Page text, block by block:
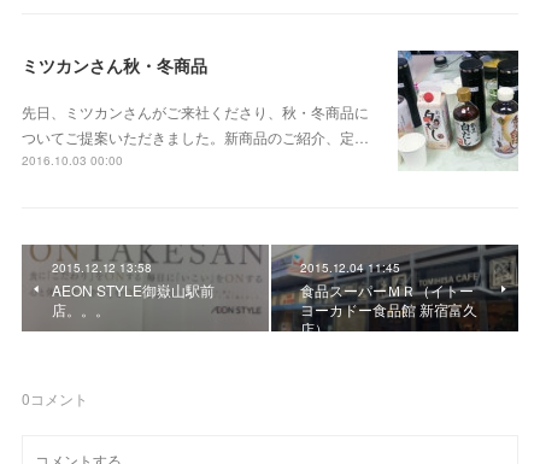
ミツカンさん秋・冬商品
先日、ミツカンさんがご来社くださり、秋・冬商品に
ついてご提案いただきました。新商品のご紹介、定…
2016.10.03 00:00
2015.12.12 13:58
AEON STYLE御嶽山駅前
店。。。
2015.12.04 11:45
食品スーパーＭＲ（イトー
ヨーカドー食品館 新宿富久
店）
0コメント